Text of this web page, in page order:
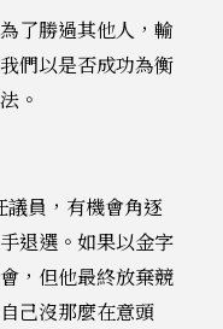
了勝過其他人，輸
們以是否成功為衡
。
議員，有機會角逐
退選。如果以金字
，但他最終放棄競
己沒那麼在意頭